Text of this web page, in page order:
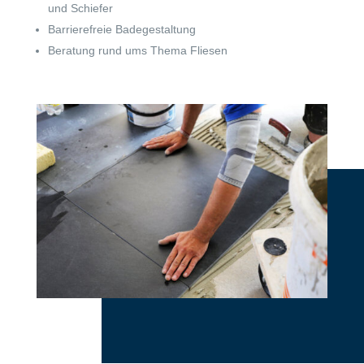
und Schiefer
Barrierefreie Badegestaltung
Beratung rund ums Thema Fliesen